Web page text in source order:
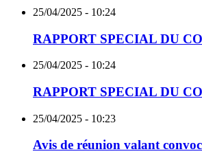
25/04/2025 - 10:24
RAPPORT SPECIAL DU
25/04/2025 - 10:24
RAPPORT SPECIAL DU
25/04/2025 - 10:23
Avis de réunion valant